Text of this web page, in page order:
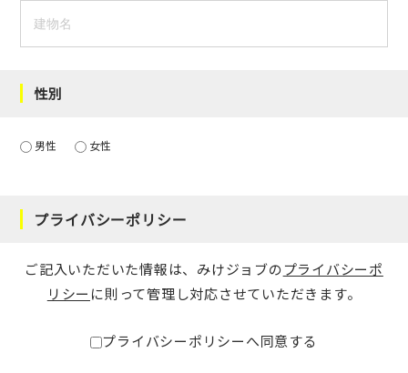
性別
男性 女性
プライバシーポリシー
ご記入いただいた情報は、みけジョブのプライバシーポ
リシー に則って管理し対応させていただきます。
プライバシーポリシーへ同意する